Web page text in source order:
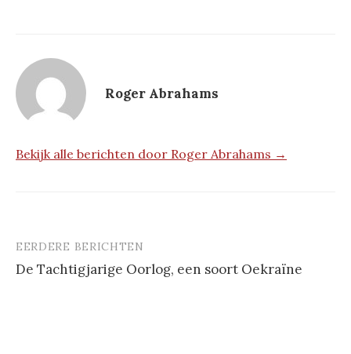
Roger Abrahams
Bekijk alle berichten door Roger Abrahams →
Berichtnavigatie
EERDERE BERICHTEN
De Tachtigjarige Oorlog, een soort Oekraïne